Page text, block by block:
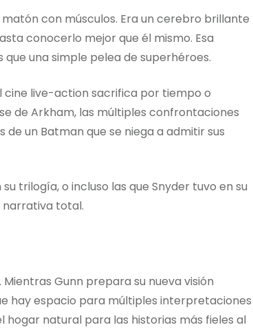
con músculos. Era un cerebro brillante
conocerlo mejor que él mismo. Esa
una simple pelea de superhéroes.
live-action sacrifica por tiempo o
de Arkham, las múltiples confrontaciones
un Batman que se niega a admitir sus
trilogía, o incluso las que Snyder tuvo en su
total.
Gunn prepara su nueva visión
hay espacio para múltiples interpretaciones
hogar natural para las historias más fieles al